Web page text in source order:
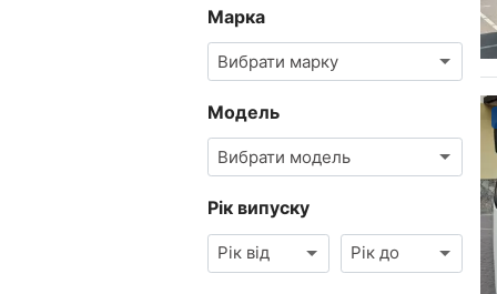
Марка
Вибрати марку
Модель
Вибрати модель
Рік випуску
Рік від Рік до